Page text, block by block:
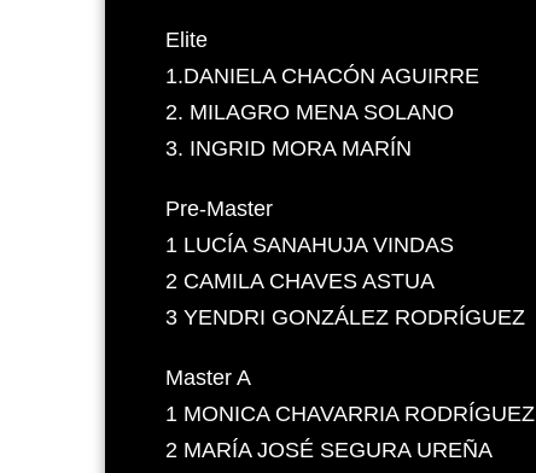
Elite
1.DANIELA CHACÓN AGUIRRE
2. MILAGRO MENA SOLANO
3. INGRID MORA MARÍN
Pre-Master
1 LUCÍA SANAHUJA VINDAS
2 CAMILA CHAVES ASTUA
3 YENDRI GONZÁLEZ RODRÍGUEZ
Master A
1 MONICA CHAVARRIA RODRÍGUEZ
2 MARÍA JOSÉ SEGURA UREÑA